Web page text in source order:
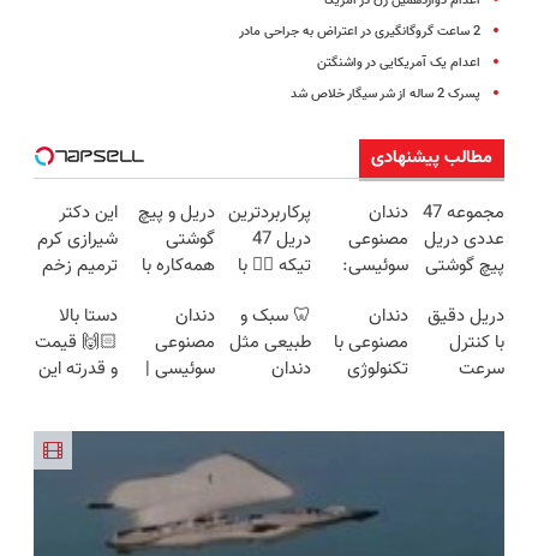
2 ساعت گروگانگیری در اعتراض به جراحی مادر
اعدام یک آمریکایی در واشنگتن
پسرک 2 ساله از شر سیگار خلاص شد
مطالب پیشنهادی
مجموعه 47
عددی دریل
پیچ گوشتی
(تخفیف به
مدت
محدود)
دندان
مصنوعی
سوئیسی:
فناوری
اروپا، سبک
و مقاوم |
قسطی
پرکاربردترین
دریل 47
تیکه 👈🏻 با
قیمت 🔥
دریل و پیچ
گوشتی
همه‌کاره با
هوشمند ⚙️
(نصف
قیمت بازار
این دکتر
شیرازی کرم
ترمیم زخم
ساخت!!!
دریل دقیق
با کنترل
سرعت
دندان
مصنوعی با
تکنولوژی
🦷 سبک و
طبیعی مثل
دندان
اقساطی 💳
📍 تهران
دندان
مصنوعی
سوئیسی |
ویزیت
رایگان+پرداخت
اقساطی😍
دستا بالا
🙌🏻 قیمت
و قدرته این